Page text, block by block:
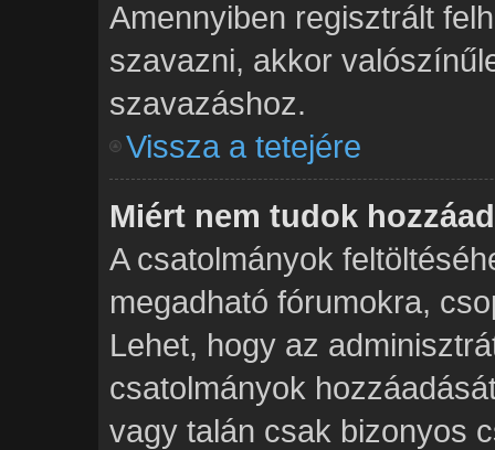
Amennyiben regisztrált
szavazni, akkor
szavazáshoz.
Vissza a tetejére
Miért nem tudok
A csatolmányok
megadható fórumokra,
Lehet, hogy az
csatolmányok
vagy talán csak bizonyos